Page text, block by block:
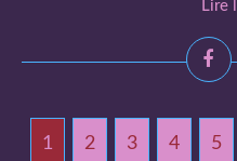
Lire
1 2 3 4 5